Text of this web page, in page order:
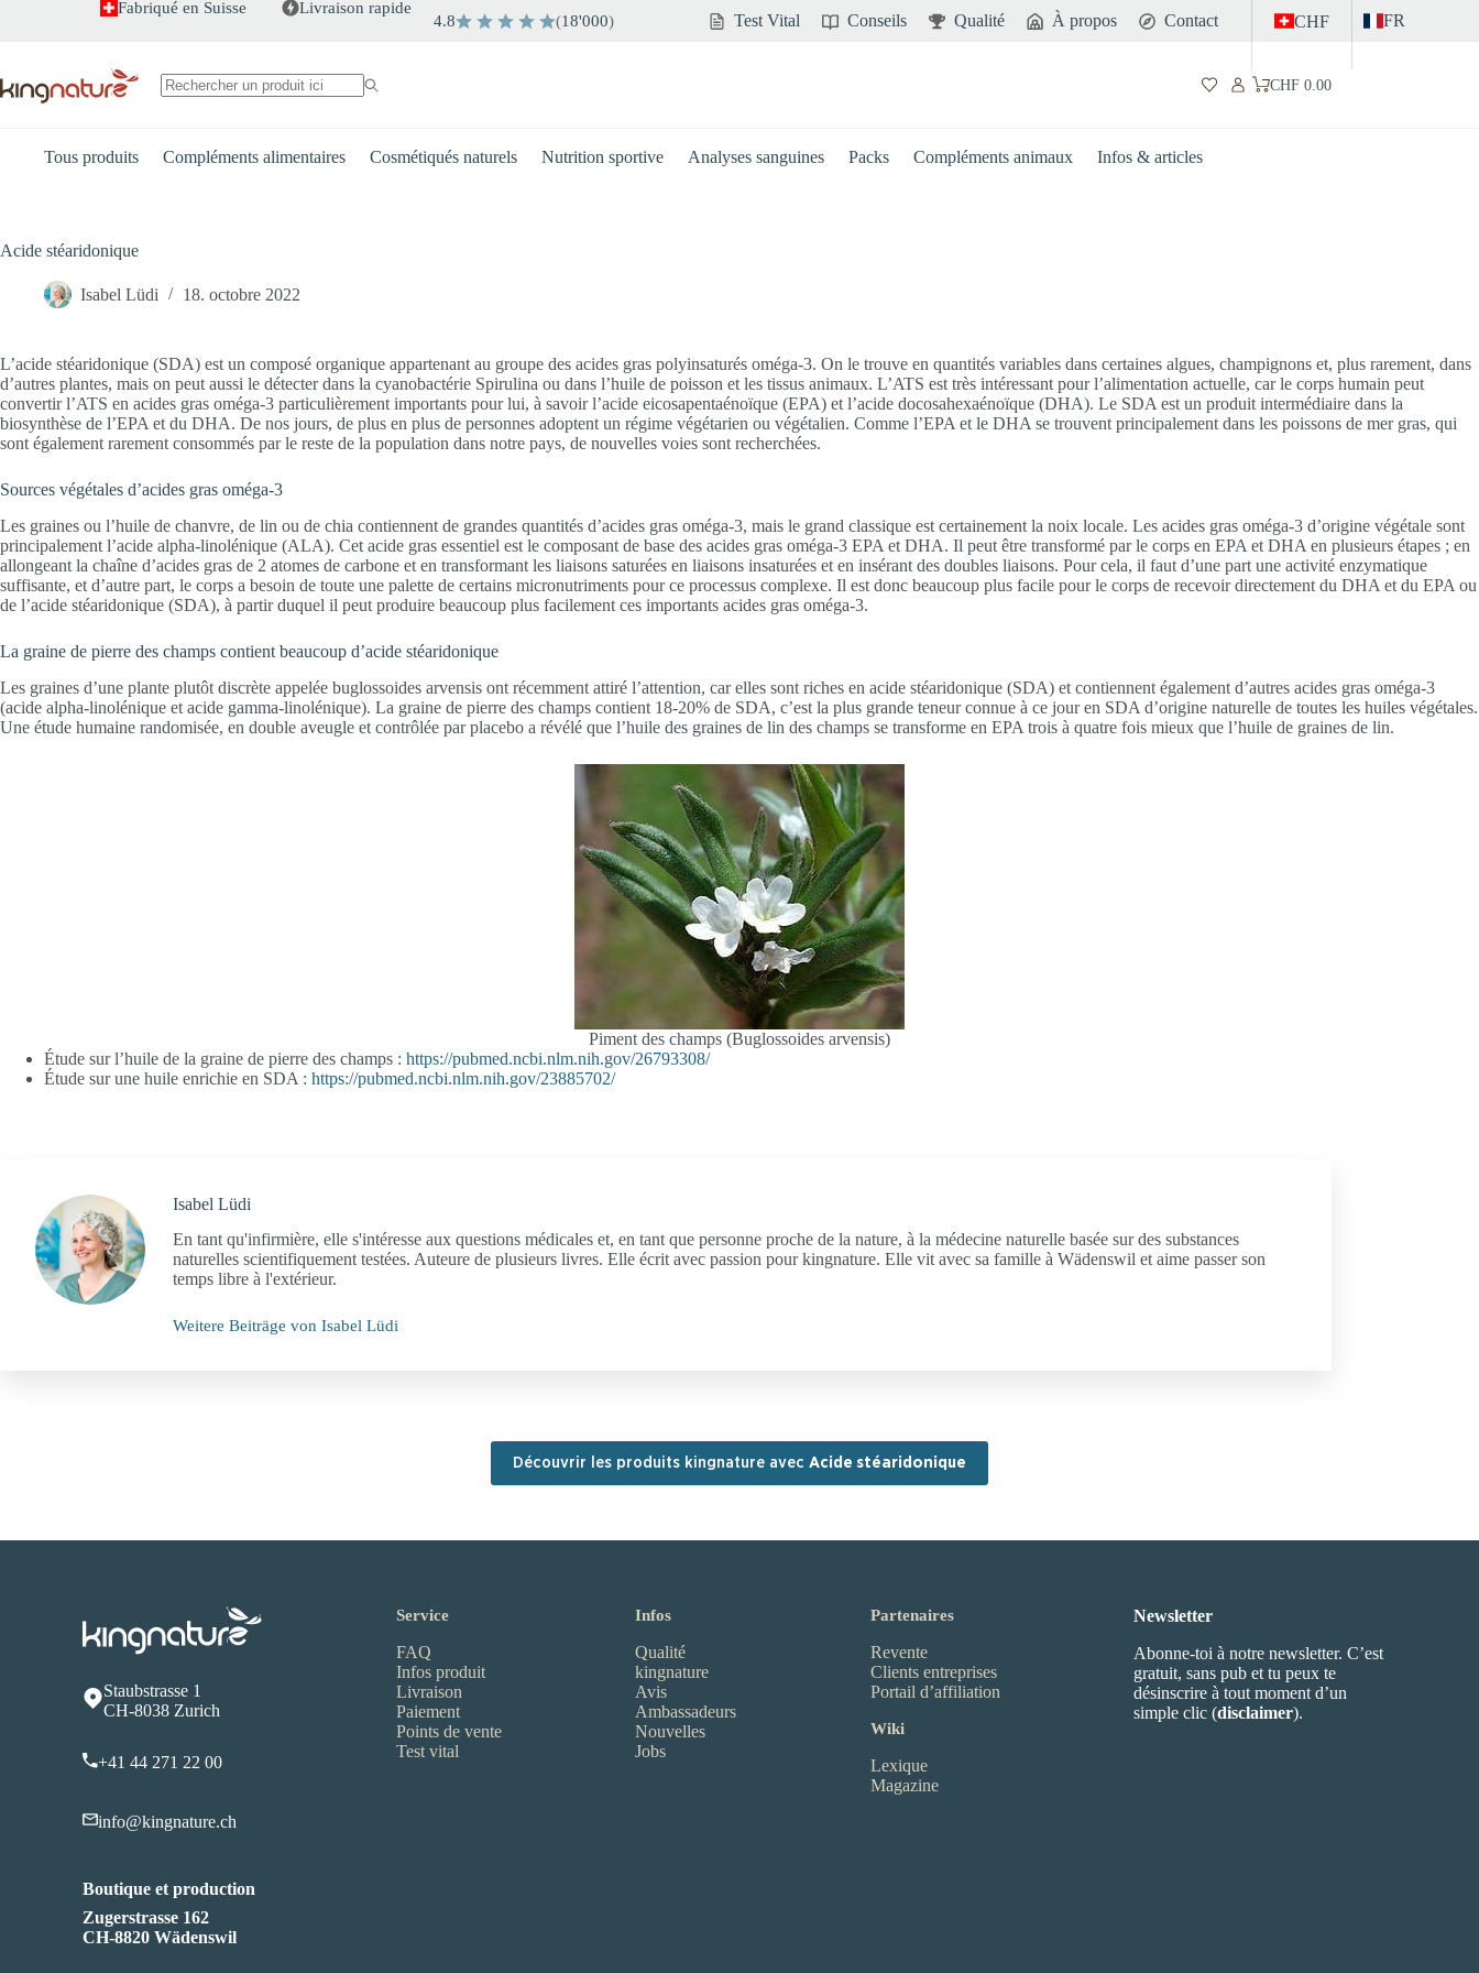
Fabriqué en Suisse Livraison rapide
4.8 (18'000) Test Vital Conseils Qualité À propos Contact CHF FR
Panier
CHF0.00
Tous produits Compléments alimentaires Cosmétiqués naturels Nutrition sportive Analyses sanguines Packs Compléments animaux Infos & articles
Acide stéaridonique
Isabel Lüdi 18. octobre 2022
L’acide stéaridonique (SDA) est un composé organique appartenant au groupe des acides gras polyinsaturés oméga-3. On le trouve en quantités variables dans certaines algues, champignons et, plus rarement, dans
d’autres plantes, mais on peut aussi le détecter dans la cyanobactérie Spirulina ou dans l’huile de poisson et les tissus animaux. L’ATS est très intéressant pour l’alimentation actuelle, car le corps humain peut
convertir l’ATS en acides gras oméga-3 particulièrement importants pour lui, à savoir l’acide eicosapentaénoïque (EPA) et l’acide docosahexaénoïque (DHA). Le SDA est un produit intermédiaire dans la
biosynthèse de l’EPA et du DHA. De nos jours, de plus en plus de personnes adoptent un régime végétarien ou végétalien. Comme l’EPA et le DHA se trouvent principalement dans les poissons de mer gras, qui
sont également rarement consommés par le reste de la population dans notre pays, de nouvelles voies sont recherchées.
Sources végétales d’acides gras oméga-3
Les graines ou l’huile de chanvre, de lin ou de chia contiennent de grandes quantités d’acides gras oméga-3, mais le grand classique est certainement la noix locale. Les acides gras oméga-3 d’origine végétale sont
principalement l’acide alpha-linolénique (ALA). Cet acide gras essentiel est le composant de base des acides gras oméga-3 EPA et DHA. Il peut être transformé par le corps en EPA et DHA en plusieurs étapes ; en
allongeant la chaîne d’acides gras de 2 atomes de carbone et en transformant les liaisons saturées en liaisons insaturées et en insérant des doubles liaisons. Pour cela, il faut d’une part une activité enzymatique
suffisante, et d’autre part, le corps a besoin de toute une palette de certains micronutriments pour ce processus complexe. Il est donc beaucoup plus facile pour le corps de recevoir directement du DHA et du EPA ou
de l’acide stéaridonique (SDA), à partir duquel il peut produire beaucoup plus facilement ces importants acides gras oméga-3.
La graine de pierre des champs contient beaucoup d’acide stéaridonique
Les graines d’une plante plutôt discrète appelée buglossoides arvensis ont récemment attiré l’attention, car elles sont riches en acide stéaridonique (SDA) et contiennent également d’autres acides gras oméga-3
(acide alpha-linolénique et acide gamma-linolénique). La graine de pierre des champs contient 18-20% de SDA, c’est la plus grande teneur connue à ce jour en SDA d’origine naturelle de toutes les huiles végétales.
Une étude humaine randomisée, en double aveugle et contrôlée par placebo a révélé que l’huile des graines de lin des champs se transforme en EPA trois à quatre fois mieux que l’huile de graines de lin.
Piment des champs (Buglossoides arvensis)
Étude sur l’huile de la graine de pierre des champs : https://pubmed.ncbi.nlm.nih.gov/26793308/
Étude sur une huile enrichie en SDA : https://pubmed.ncbi.nlm.nih.gov/23885702/
Isabel Lüdi
En tant qu'infirmière, elle s'intéresse aux questions médicales et, en tant que personne proche de la nature, à la médecine naturelle basée sur des substances
naturelles scientifiquement testées. Auteure de plusieurs livres. Elle écrit avec passion pour kingnature. Elle vit avec sa famille à Wädenswil et aime passer son
temps libre à l'extérieur.
Weitere Beiträge von Isabel Lüdi
Découvrir les produits kingnature avec Acide stéaridonique
Staubstrasse 1
CH-8038 Zurich
+41 44 271 22 00
info@kingnature.ch
Boutique et production
Zugerstrasse 162
CH-8820 Wädenswil
Service
FAQ
Infos produit
Livraison
Paiement
Points de vente
Test vital
Infos
Qualité
kingnature
Avis
Ambassadeurs
Nouvelles
Jobs
Partenaires
Revente
Clients entreprises
Portail d’affiliation
Wiki
Lexique
Magazine
Newsletter
Abonne-toi à notre newsletter. C’est
gratuit, sans pub et tu peux te
désinscrire à tout moment d’un
simple clic (disclaimer).